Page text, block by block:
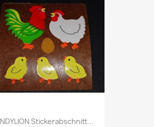
Stickerabschnitt...